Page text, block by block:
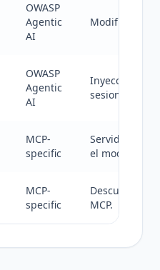
OWASP
Agentic
AI
Modificación
OWASP
Agentic
AI
Inyección
sesiones
MCP-
specific
Servidor
el modelo.
MCP-
specific
MCP.